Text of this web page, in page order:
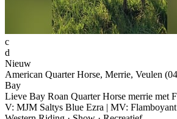
c
d
Nieuw
American Quarter Horse, Merrie, Veulen
Bay
Lieve Bay Roan Quarter Horse merrie met
V: MJM Saltys Blue Ezra | MV: